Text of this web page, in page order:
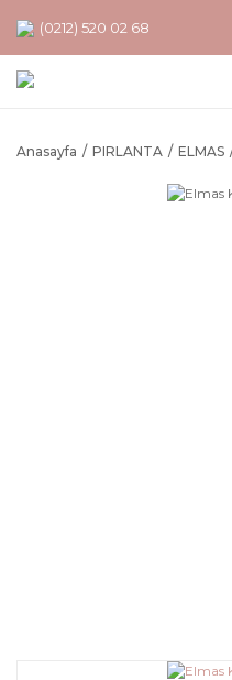
(0212) 520 02 68
Anasayfa PIRLANTA ELMAS